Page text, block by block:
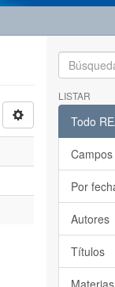
LISTAR
Todo
Por
Autores
Títulos